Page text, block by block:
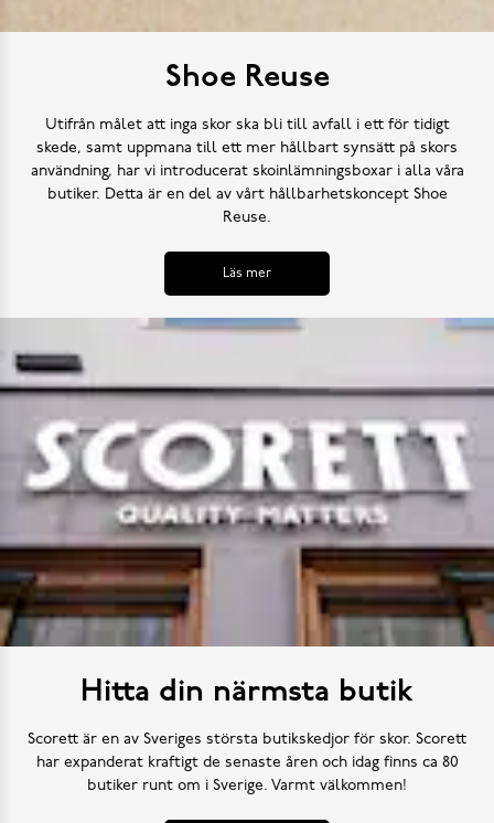
Shoe Reuse
Utifrån målet att inga skor ska bli till avfall i ett för tidigt
skede, samt uppmana till ett mer hållbart synsätt på skors
användning, har vi introducerat skoinlämningsboxar i alla våra
butiker. Detta är en del av vårt hållbarhetskoncept Shoe
Reuse.
Läs mer
Hitta din närmsta butik
Scorett är en av Sveriges största butikskedjor för skor. Scorett
har expanderat kraftigt de senaste åren och idag finns ca 80
butiker runt om i Sverige. Varmt välkommen!